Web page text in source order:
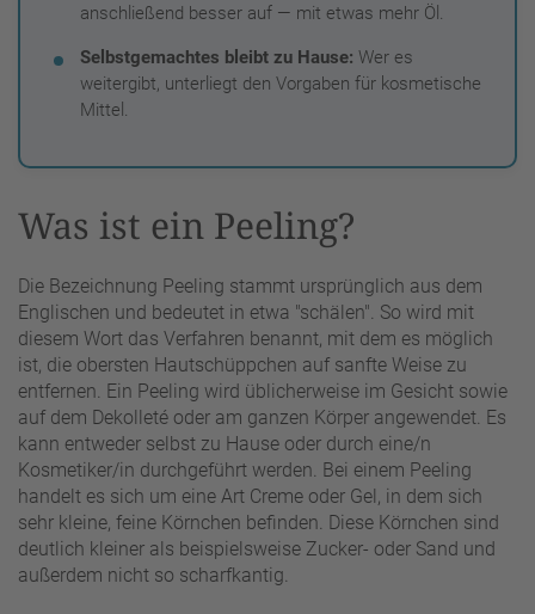
anschließend besser auf — mit etwas mehr Öl.
Selbstgemachtes bleibt zu Hause: Wer es
weitergibt, unterliegt den Vorgaben für kosmetische
Mittel.
Was ist ein Peeling?
Die Bezeichnung Peeling stammt ursprünglich aus dem
Englischen und bedeutet in etwa "schälen". So wird mit
diesem Wort das Verfahren benannt, mit dem es möglich
ist, die obersten Hautschüppchen auf sanfte Weise zu
entfernen. Ein Peeling wird üblicherweise im Gesicht sowie
auf dem Dekolleté oder am ganzen Körper angewendet. Es
kann entweder selbst zu Hause oder durch eine/n
Kosmetiker/in durchgeführt werden. Bei einem Peeling
handelt es sich um eine Art Creme oder Gel, in dem sich
sehr kleine, feine Körnchen befinden. Diese Körnchen sind
deutlich kleiner als beispielsweise Zucker- oder Sand und
außerdem nicht so scharfkantig.